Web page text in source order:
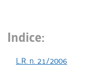
Indice:
L.R. n. 21/2006